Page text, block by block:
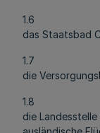
1.6
das Staatsbad
1.7
die
1.8
die